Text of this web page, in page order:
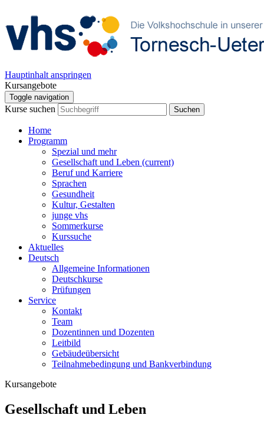
Hauptinhalt anspringen
Kursangebote
Toggle navigation
Kurse suchen Suchen
Home
Programm
Spezial und mehr
Gesellschaft und Leben (current)
Beruf und Karriere
Sprachen
Gesundheit
Kultur, Gestalten
junge vhs
Sommerkurse
Kurssuche
Aktuelles
Deutsch
Allgemeine Informationen
Deutschkurse
Prüfungen
Service
Kontakt
Team
Dozentinnen und Dozenten
Leitbild
Gebäudeübersicht
Teilnahmebedingung und Bankverbindung
Kursangebote
Gesellschaft und Leben